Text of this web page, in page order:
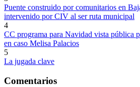
Puente construido por comunitarios en
intervenido por CIV al ser ruta municipal
4
CC programa para Navidad vista pública
en caso Melisa Palacios
5
La jugada clave
Comentarios